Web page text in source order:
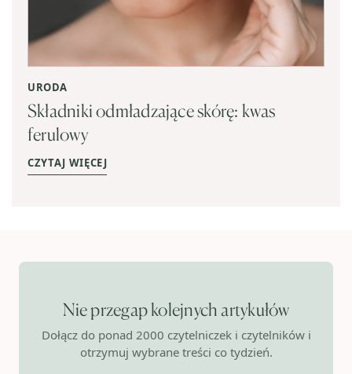
URODA
Składniki odmładzające skórę: kwas
ferulowy
CZYTAJ WIĘCEJ
Nie przegap kolejnych artykułów
Dołącz do ponad 2000 czytelniczek i czytelników i
otrzymuj wybrane treści co tydzień.